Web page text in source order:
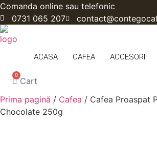
Sari
la
conținut
Comanda online sau telefonic
0731 065 207
ACASA CAFEA ACCESORII
0
Cart
Prima pagină / Cafea / Cafea Proaspat
Chocolate 250g